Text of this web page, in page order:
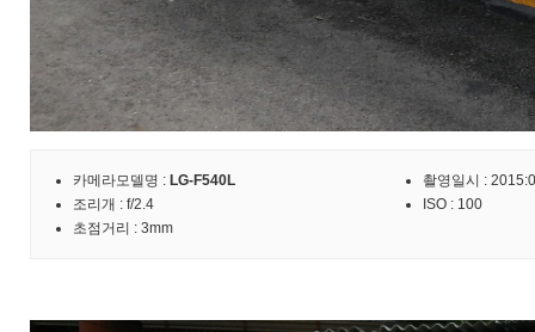
카메라모델명 : LG-F540L
촬영일시 :
조리개 : f/2.4
ISO : 100
초점거리 : 3mm